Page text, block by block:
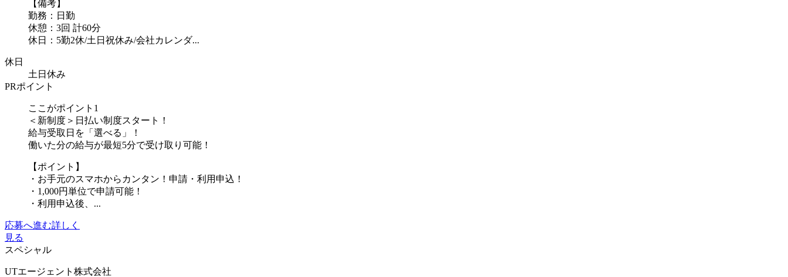
【備考】
勤務：日勤
休憩：3回 計60分
休日：5勤2休/土日祝休み/会社カレンダ...
休日
土日休み
PRポイント
ここがポイント1
＜新制度＞日払い制度スタート！
給与受取日を「選べる」！
働いた分の給与が最短5分で受け取り可能！
【ポイント】
・お手元のスマホからカンタン！申請・利用申込！
・1,000円単位で申請可能！
・利用申込後、...
応募へ進む詳しく
見る
スペシャル
UTエージェント株式会社